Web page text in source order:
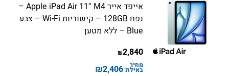
אייפד אייר Apple iPad Air 11'' M4 –
נפח 128GB – קישוריות Wi-Fi – צבע
Blue – ללא מטען
2,840
₪
מחיר
באילת:2,406
₪